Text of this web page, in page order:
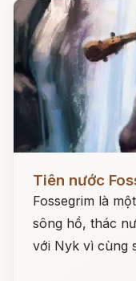
Tiên nước
Fossegrim là
sông hồ, thác
với Nyk vì cùng